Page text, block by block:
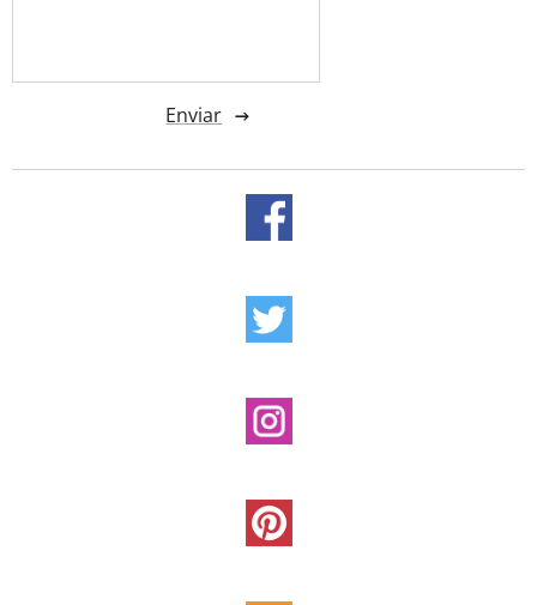
Enviar